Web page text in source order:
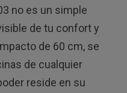
no es un simple
de tu confort y
de 60 cm, se
de cualquier
reside en su